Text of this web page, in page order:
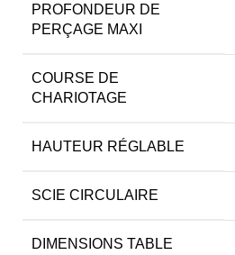
PROFONDEUR DE
PERÇAGE MAXI
COURSE DE
CHARIOTAGE
HAUTEUR RÉGLABLE
SCIE CIRCULAIRE
DIMENSIONS TABLE